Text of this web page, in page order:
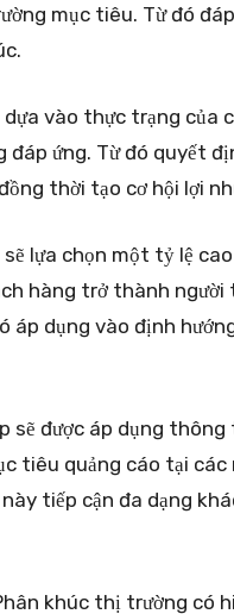
mục tiêu. Từ đó
dựa vào thực trạng
đáp ứng. Từ đó quyết
thời tạo cơ hội lợi
lựa chọn một tỷ lệ
hàng trở thành
áp dụng vào định
sẽ được áp dụng
tiêu quảng cáo tại các
tiếp cận đa dạng